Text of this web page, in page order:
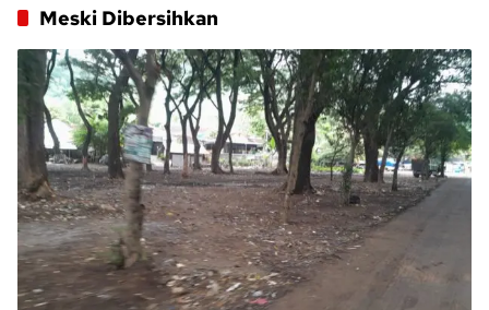
Meski Dibersihkan